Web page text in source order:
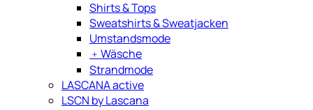
Shirts & Tops
Sweatshirts & Sweatjacken
Umstandsmode
﹢ Wäsche
Strandmode
LASCANA active
LSCN by Lascana